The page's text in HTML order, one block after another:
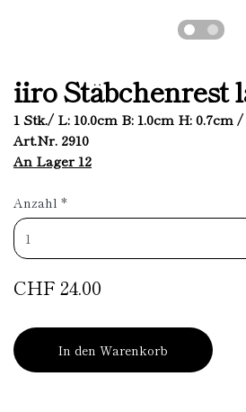
iiro Stäbchenrest
1 Stk./ L: 10.0cm B: 1.0cm H: 0.7cm /
Art.Nr. 2910
An Lager 12
Anzahl *
CHF 24.00
In den Warenkorb